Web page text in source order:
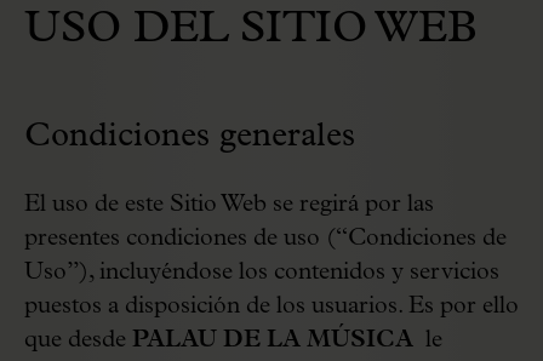
USO DEL SITIO WEB
Condiciones generales
El uso de este Sitio Web se regirá por las
presentes condiciones de uso (“Condiciones de
Uso”), incluyéndose los contenidos y servicios
puestos a disposición de los usuarios. Es por ello
que desde PALAU DE LA MÚSICA le